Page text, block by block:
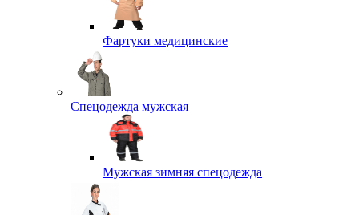
Фартуки медицинские
Спецодежда мужская
Мужская зимняя спецодежда